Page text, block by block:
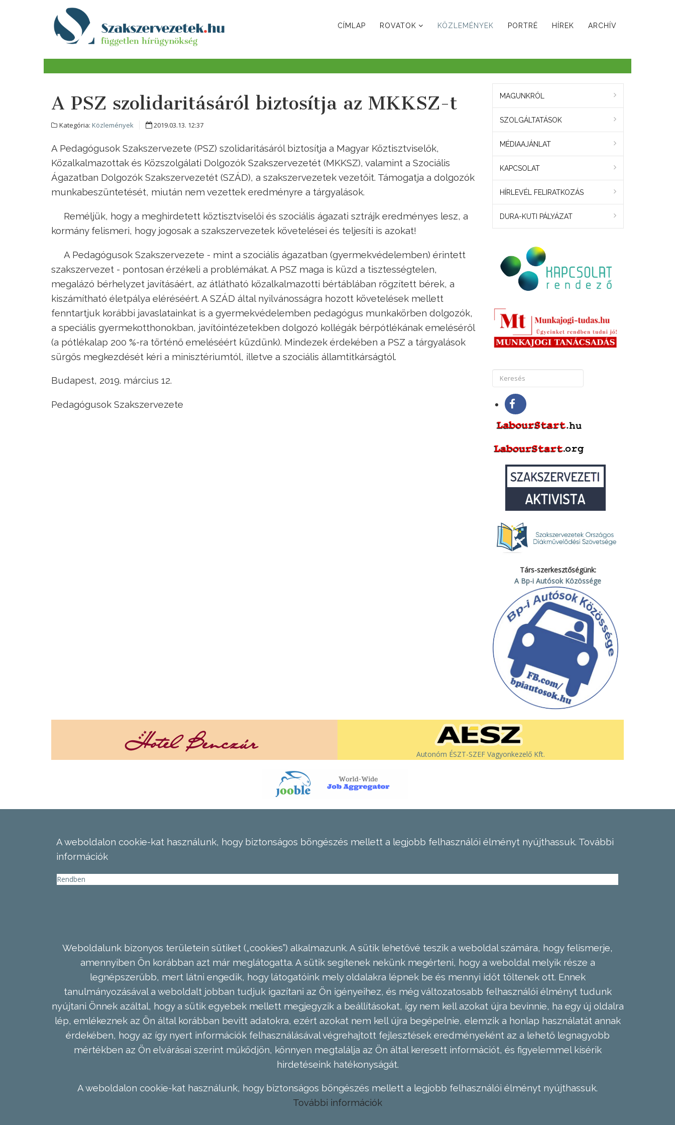
CÍMLAP ROVATOK KÖZLEMÉNYEK PORTRÉ HÍREK ARCHÍV
A PSZ szolidaritásáról biztosítja az MKKSZ-t
Kategória: Közlemények 2019.03.13. 12:37
A Pedagógusok Szakszervezete (PSZ) szolidaritásáról biztosítja a Magyar Köztisztviselők,
Közalkalmazottak és Közszolgálati Dolgozók Szakszervezetét (MKKSZ), valamint a Szociális
Ágazatban Dolgozók Szakszervezetét (SZÁD), a szakszervezetek vezetőit. Támogatja a dolgozók
munkabeszüntetését, miután nem vezettek eredményre a tárgyalások.
Reméljük, hogy a meghirdetett köztisztviselői és szociális ágazati sztrájk eredményes lesz, a
kormány felismeri, hogy jogosak a szakszervezetek követelései és teljesíti is azokat!
A Pedagógusok Szakszervezete - mint a szociális ágazatban (gyermekvédelemben) érintett
szakszervezet - pontosan érzékeli a problémákat. A PSZ maga is küzd a tisztességtelen,
megalázó bérhelyzet javításáért, az átlátható közalkalmazotti bértáblában rögzített bérek, a
kiszámítható életpálya eléréséért. A SZÁD által nyilvánosságra hozott követelések mellett
fenntartjuk korábbi javaslatainkat is a gyermekvédelemben pedagógus munkakörben dolgozók,
a speciális gyermekotthonokban, javítóintézetekben dolgozó kollégák bérpótlékának emeléséről
(a pótlékalap 200 %-ra történő emeléséért küzdünk). Mindezek érdekében a PSZ a tárgyalások
sürgős megkezdését kéri a minisztériumtól, illetve a szociális államtitkárságtól.
Budapest, 2019. március 12.
Pedagógusok Szakszervezete
MAGUNKRÓL
SZOLGÁLTATÁSOK
MÉDIAAJÁNLAT
KAPCSOLAT
HÍRLEVÉL FELIRATKOZÁS
DURA-KUTI PÁLYÁZAT
Társ-szerkesztőségünk:
A Bp-i Autósok Közössége
Autonóm ÉSZT-SZEF Vagyonkezelő Kft.
A weboldalon cookie-kat használunk, hogy biztonságos böngészés mellett a legjobb felhasználói élményt nyújthassuk. További
információk
Rendben
Weboldalunk bizonyos területein sütiket („cookies”) alkalmazunk. A sütik lehetővé teszik a weboldal számára, hogy felismerje,
amennyiben Ön korábban azt már meglátogatta. A sütik segítenek nekünk megérteni, hogy a weboldal melyik része a
legnépszerűbb, mert látni engedik, hogy látogatóink mely oldalakra lépnek be és mennyi időt töltenek ott. Ennek
tanulmányozásával a weboldalt jobban tudjuk igazítani az Ön igényeihez, és még változatosabb felhasználói élményt tudunk
nyújtani Önnek azáltal, hogy a sütik egyebek mellett megjegyzik a beállításokat, így nem kell azokat újra bevinnie, ha egy új oldalra
lép, emlékeznek az Ön által korábban bevitt adatokra, ezért azokat nem kell újra begépelnie, elemzik a honlap használatát annak
érdekében, hogy az így nyert információk felhasználásával végrehajtott fejlesztések eredményeként az a lehető legnagyobb
mértékben az Ön elvárásai szerint működjön, könnyen megtalálja az Ön által keresett információt, és figyelemmel kísérik
hirdetéseink hatékonyságát.
A weboldalon cookie-kat használunk, hogy biztonságos böngészés mellett a legjobb felhasználói élményt nyújthassuk.
További információk